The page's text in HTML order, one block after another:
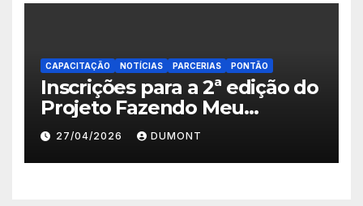
CAPACITAÇÃO NOTÍCIAS PARCERIAS PONTÃO
Inscrições para a 2ª edição do
Projeto Fazendo Meu
Primeiro Filme em Nova
Iguaçu
27/04/2026 DUMONT